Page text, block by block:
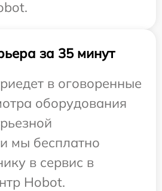
за 35 минут
в оговоренные
оборудования
мы бесплатно
в сервис в
Hobot.